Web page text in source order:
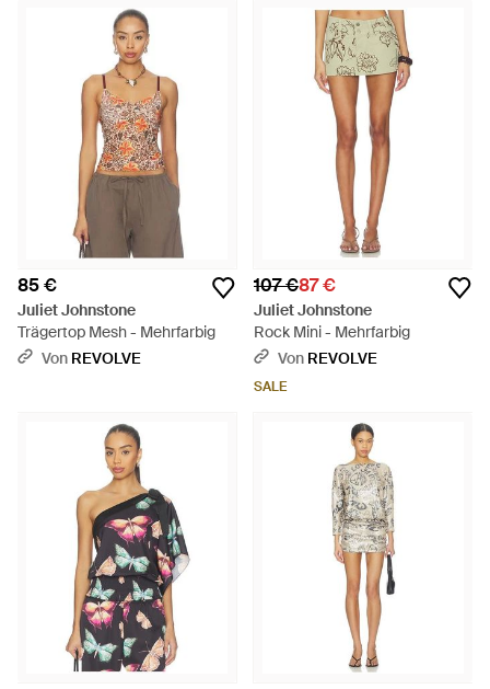
85 €
Juliet Johnstone
Trägertop Mesh - Mehrfarbig
Von REVOLVE
107 €87 €
Juliet Johnstone
Rock Mini - Mehrfarbig
Von REVOLVE
SALE